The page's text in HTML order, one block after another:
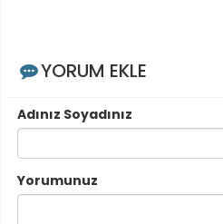
YORUM EKLE
Adınız Soyadınız
Yorumunuz